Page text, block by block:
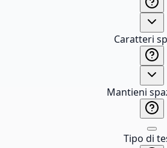
Caratteri
Mantieni
Tipo di